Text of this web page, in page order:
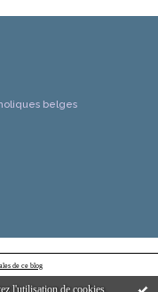
l'utilisation de cookies.
belges
de ce blog